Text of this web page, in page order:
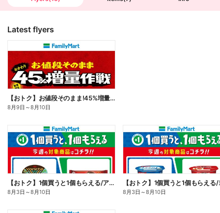
Latest flyers
【おトク】お値段そのまま!45%増量作戦!
8月9日 ～8月10日
【おトク】1個買うと1個もらえる/アイス
8月3日 ～8月10日 8月3日 ～8月10日